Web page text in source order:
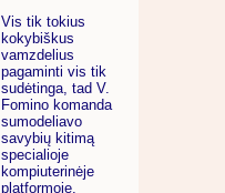
Vis tik tokius
kokybiškus
vamzdelius
pagaminti vis tik
sudėtinga, tad V.
Fomino komanda
sumodeliavo
savybių kitimą
specialioje
kompiuterinėje
platformoje.